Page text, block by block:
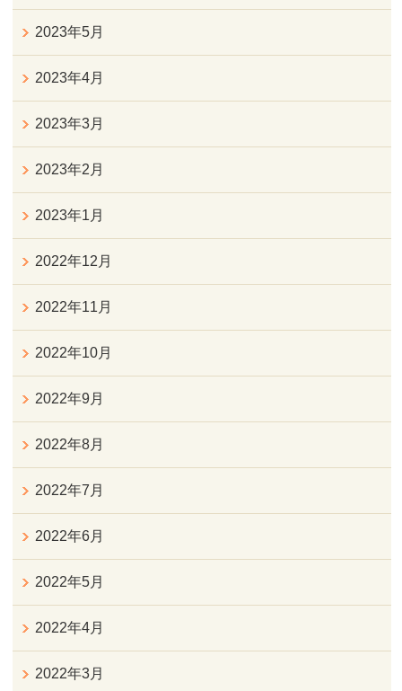
2023年5月
2023年4月
2023年3月
2023年2月
2023年1月
2022年12月
2022年11月
2022年10月
2022年9月
2022年8月
2022年7月
2022年6月
2022年5月
2022年4月
2022年3月